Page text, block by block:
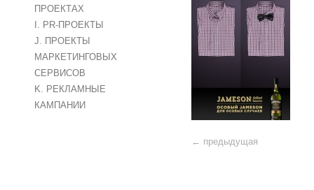
ПРОЕКТАХ
I. PR-ПРОЕКТЫ
J. ПРОЕКТЫ
МАРКЕТИНГОВЫХ
СЕРВИСОВ
K. РЕКЛАМНЫЕ
КАМПАНИИ
← предыдущая